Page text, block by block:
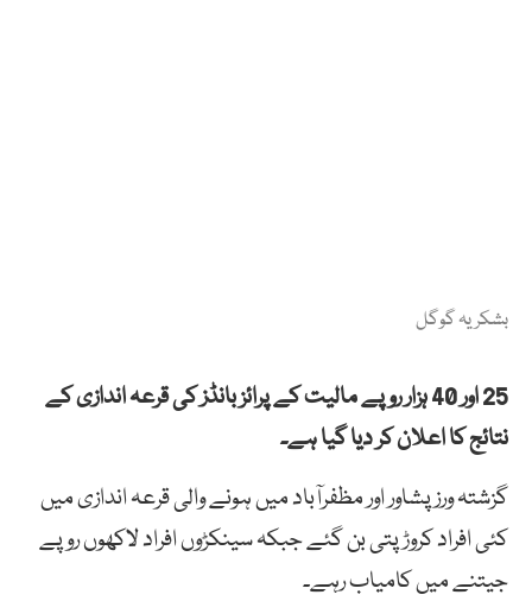
بشکریہ گوگل
25 اور 40 ہزار روپے مالیت کے پرائز بانڈز کی قرعہ اندازی کے
نتائج کا اعلان کر دیا گیا ہے۔
گزشتہ ورز پشاور اور مظفرآباد میں ہونے والی قرعہ اندازی میں
کئی افراد کروڑ پتی بن گئے جبکہ سینکڑوں افراد لاکھوں روپے
جیتنے میں کامیاب رہے۔